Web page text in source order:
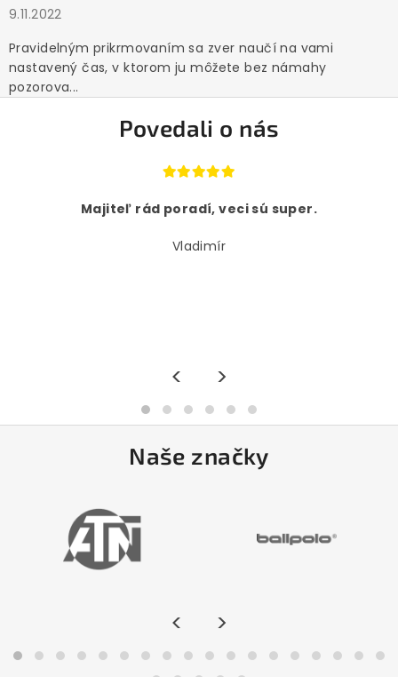
9.11.2022
Pravidelným prikrmovaním sa zver naučí na vami
nastavený čas, v ktorom ju môžete bez námahy
pozorova...
Povedali o nás
Majiteľ rád poradí, veci sú super.
Vladimír
< >
Naše značky
< >